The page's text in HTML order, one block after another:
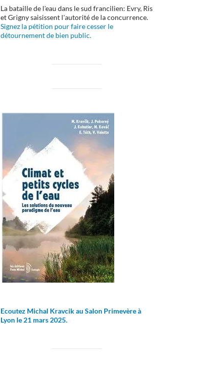
La bataille de l'eau dans le sud francilien: Evry, Ris
et Grigny saisissent l'autorité de la concurrence.
Signez la pétition pour faire cesser le
détournement de bien public.
Ecoutez Michal Kravcik au Salon Primevère à
Lyon le 21 mars 2025.